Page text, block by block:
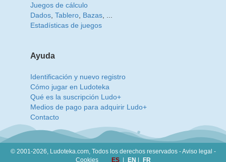
Juegos de cálculo
Dados, Tablero, Bazas, ...
Estadísticas de juegos
Ayuda
Identificación y nuevo registro
Cómo jugar en Ludoteka
Qué es la suscripción Ludo+
Medios de pago para adquirir Ludo+
Contacto
© 2001-2026, Ludoteka.com,Todos los derechos reservados -Aviso legal -
Cookies
ES EN FR